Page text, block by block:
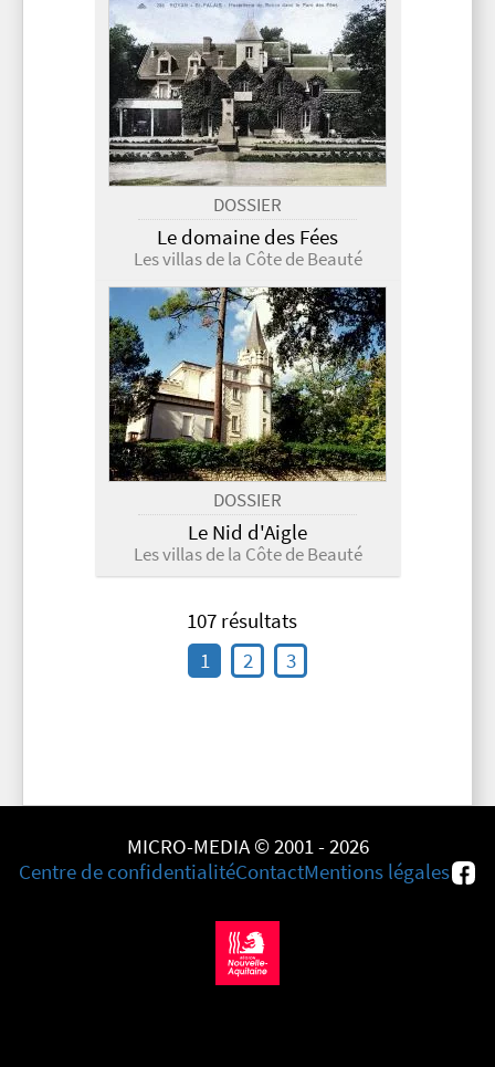
DOSSIER
Le domaine des Fées
Les villas de la Côte de Beauté
DOSSIER
Le Nid d'Aigle
Les villas de la Côte de Beauté
107 résultats
1
2 3
MICRO-MEDIA © 2001 - 2026
Centre de confidentialitéContactMentions légales